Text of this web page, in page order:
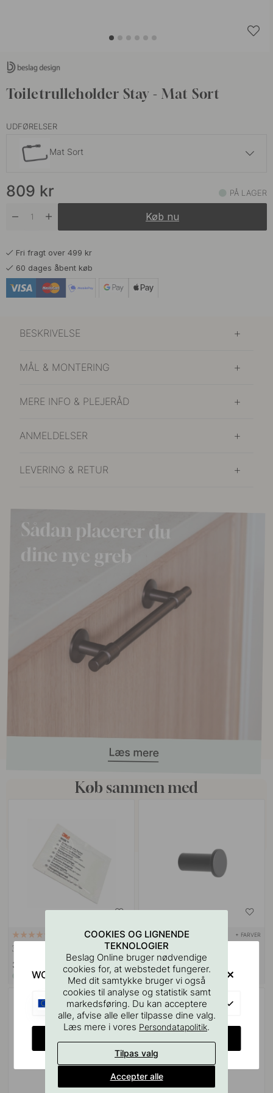
Toiletrulleholder Stay - Mat Sort
UDFØRELSER
Mat Sort
Børstet Rustfrit Stål På lager
809 kr PÅ LAGER
Køb nu
Fri fragt over 499 kr
60 dages åbent køb
BESKRIVELSE
MÅL & MONTERING
MERE INFO & PLEJERÅD
ANMELDELSER
LEVERING & RETUR
Køb sammen med
3M Overfladerengøringsserviet
35 kr
På lager
+ FARVER
Håndklædekrog Stay - Mat Sort
169 kr
COOKIES OG LIGNENDE
TEKNOLOGIER
Beslag Online bruger nødvendige
cookies for, at webstedet fungerer.
Med dit samtykke bruger vi også
cookies til analyse og statistik samt
markedsføring. Du kan acceptere
alle, afvise alle eller tilpasse dine valg.
Læs mere i vores Persondatapolitik.
Tilpas valg
Accepter alle
WOULD YOU RATHER VISIT?
EU